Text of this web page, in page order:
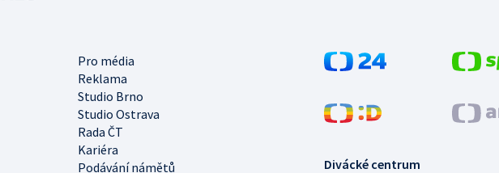
Divácké centrum
Pro média
Reklama
Studio Brno
Studio Ostrava
Rada ČT
Kariéra
Podávání námětů